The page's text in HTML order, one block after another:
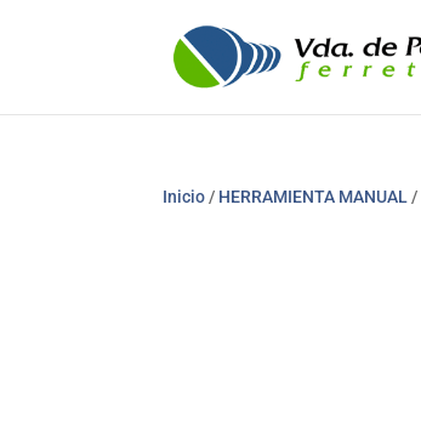
Inicio / HERRAMIENTA MANUAL /